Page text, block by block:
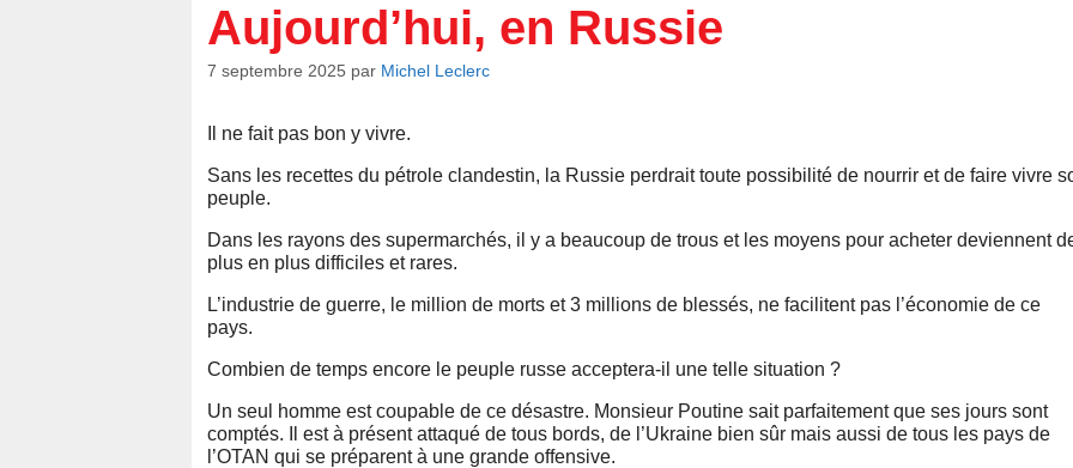
Aujourd’hui, en Russie
7 septembre 2025 par Michel Leclerc
Il ne fait pas bon y vivre.
Sans les recettes du pétrole clandestin, la Russie perdrait toute possibilité de nourrir et de faire vivre
peuple.
Dans les rayons des supermarchés, il y a beaucoup de trous et les moyens pour acheter deviennent
plus en plus difficiles et rares.
L’industrie de guerre, le million de morts et 3 millions de blessés, ne facilitent pas l’économie de ce
pays.
Combien de temps encore le peuple russe acceptera-il une telle situation ?
Un seul homme est coupable de ce désastre. Monsieur Poutine sait parfaitement que ses jours sont
comptés. Il est à présent attaqué de tous bords, de l’Ukraine bien sûr mais aussi de tous les pays de
l’OTAN qui se préparent à une grande offensive.